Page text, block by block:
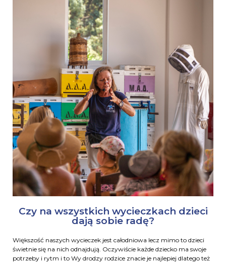
Czy na wszystkich wycieczkach dzieci
dają sobie radę?
Większość naszych wycieczek jest całodniowa lecz mimo to dzieci
świetnie się na nich odnajdują. Oczywiście każde dziecko ma swoje
potrzeby i rytm i to Wy drodzy rodzice znacie je najlepiej dlatego też